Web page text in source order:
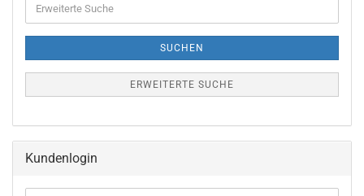
Suche
SUCHEN
ERWEITERTE SUCHE
Kundenlogin